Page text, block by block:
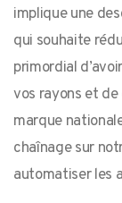
implique une
qui souhaite
primordial
vos rayons et
marque
chaînage sur
automatiser les